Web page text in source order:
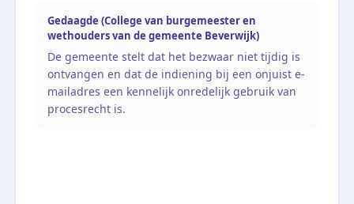
Gedaagde (College van burgemeester en
wethouders van de gemeente Beverwijk)
De gemeente stelt dat het bezwaar niet tijdig is
ontvangen en dat de indiening bij een onjuist e-
mailadres een kennelijk onredelijk gebruik van
procesrecht is.